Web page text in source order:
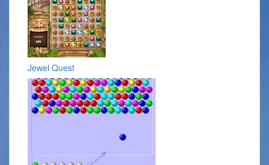
Jewel Quest